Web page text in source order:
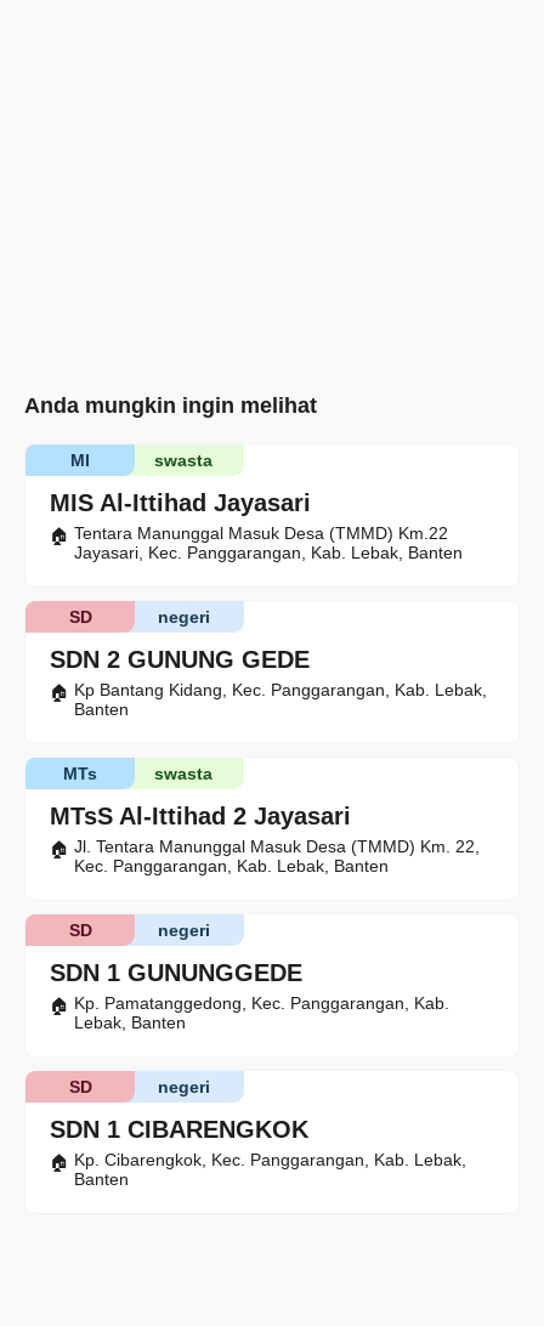
Anda mungkin ingin melihat
MIS Al-Ittihad Jayasari
swasta
MI
Tentara Manunggal Masuk Desa (TMMD) Km.22
Jayasari, Kec. Panggarangan, Kab. Lebak, Banten
SDN 2 GUNUNG GEDE
negeri
SD
Kp Bantang Kidang, Kec. Panggarangan, Kab. Lebak,
Banten
MTsS Al-Ittihad 2 Jayasari
swasta
MTs
Jl. Tentara Manunggal Masuk Desa (TMMD) Km. 22,
Kec. Panggarangan, Kab. Lebak, Banten
SDN 1 GUNUNGGEDE
negeri
SD
Kp. Pamatanggedong, Kec. Panggarangan, Kab.
Lebak, Banten
SDN 1 CIBARENGKOK
negeri
SD
Kp. Cibarengkok, Kec. Panggarangan, Kab. Lebak,
Banten